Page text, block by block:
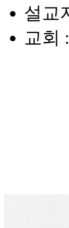
설교
교회